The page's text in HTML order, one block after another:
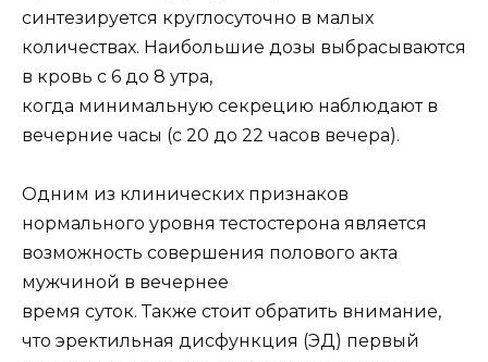
синтезируется круглосуточно в малых
количествах. Наибольшие дозы выбрасываются
в кровь с 6 до 8 утра,
когда минимальную секрецию наблюдают в
вечерние часы (с 20 до 22 часов вечера).
Одним из клинических признаков
нормального уровня тестостерона является
возможность совершения полового акта
мужчиной в вечернее
время суток. Также стоит обратить внимание,
что эректильная дисфункция (ЭД) первый